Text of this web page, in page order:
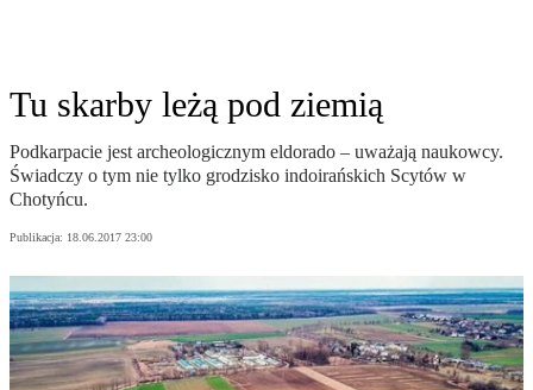
Tu skarby leżą pod ziemią
Podkarpacie jest archeologicznym eldorado – uważają naukowcy.
Świadczy o tym nie tylko grodzisko indoirańskich Scytów w
Chotyńcu.
Publikacja: 18.06.2017 23:00